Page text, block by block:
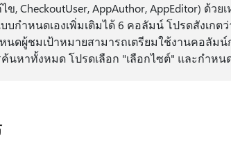
ข, CheckoutUser, AppAuthor, AppEditor)
บกําหนดเองเพิ่มเติมได้ 6 คอลัมน์ โปรดสังเกต
นดผู้ชมเป้าหมายสามารถเตรียมใช้งานคอลัม
นหาทั้งหมด โปรดเลือก "เลือกไซต์" และกําห